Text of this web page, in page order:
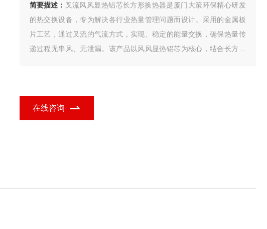
简要描述： 叉流风风显热铝芯长方形换热器是厦门大策环保精心研发
的热交换设备，专为解决各行业热量管理问题而设计。采用的金属板
片工艺，通过叉流的气流方式，实现、稳定的能量交换，确保热量传
递过程无串风、无泄漏。该产品以风风显热铝芯为核心，结合长方形
在线咨询